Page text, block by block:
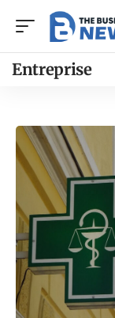
Entreprise